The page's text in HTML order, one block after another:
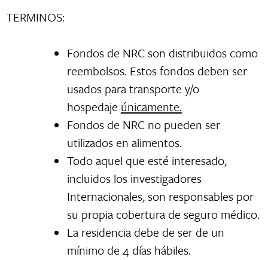
TERMINOS:
Fondos de NRC son distribuidos como
reembolsos. Estos fondos deben ser
usados para transporte y/o
hospedaje únicamente.
Fondos de NRC no pueden ser
utilizados en alimentos.
Todo aquel que esté interesado,
incluidos los investigadores
Internacionales, son responsables por
su propia cobertura de seguro médico.
La residencia debe de ser de un
mínimo de 4 días hábiles.